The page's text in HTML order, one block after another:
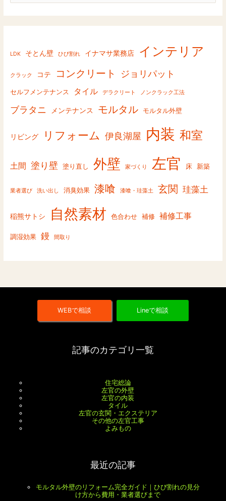
r
LDK そとん壁 ひび割れ イナマサ業務店 インテリア
クラック コテ コンクリート ジョリパット
セルフメンテナンス タイル デラクリート ノンクラック工法
ブラタニ メンテナンス モルタル モルタル外壁
リビング リフォーム 伊良湖屋 内装 和室
土間 塗り壁 塗り直し 外壁 家づくり 左官 床 新築
業者選び 洗い出し 消臭効果 漆喰 漆喰・珪藻土 玄関 珪藻土
稲熊サトシ 自然素材 色合わせ 補修 補修工事
調湿効果 鏝 間取り
WEBで相談 Lineで相談
記事のカテゴリ一覧
住宅総論
左官の外壁
左官の内装
タイル
左官の玄関・エクステリア
その他の左官工事
よみもの
最近の記事
モルタル外壁のリフォーム完全ガイド｜ひび割れの見分
け方から費用・業者選びまで